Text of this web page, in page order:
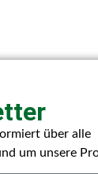
über alle
um unsere